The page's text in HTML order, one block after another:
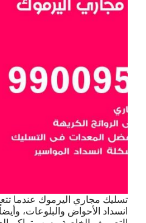
تسليك مجاري اليرموك عندما
انسداد الأحواض والبلوعات،